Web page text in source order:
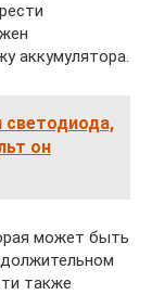
аккумулятора.
светодиода,
он
может быть
также